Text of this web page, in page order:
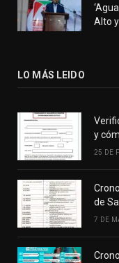
Alto
LO MÁS LEIDO
y
25 DE
de
7 DE